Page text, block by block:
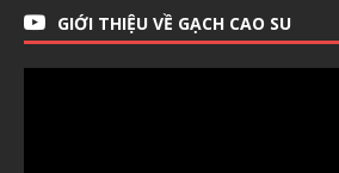
GIỚI THIỆU VỀ GẠCH CAO SU